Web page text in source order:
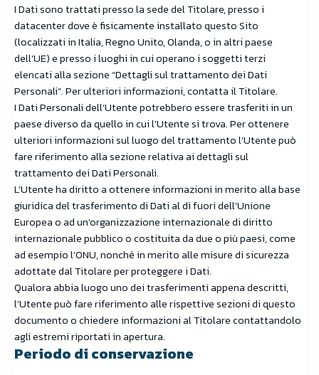
I Dati sono trattati presso la sede del Titolare, presso i
datacenter dove è fisicamente installato questo Sito
(localizzati in Italia, Regno Unito, Olanda, o in altri paese
dell’UE) e presso i luoghi in cui operano i soggetti terzi
elencati alla sezione “Dettagli sul trattamento dei Dati
Personali”. Per ulteriori informazioni, contatta il Titolare.
I Dati Personali dell’Utente potrebbero essere trasferiti in un
paese diverso da quello in cui l’Utente si trova. Per ottenere
ulteriori informazioni sul luogo del trattamento l’Utente può
fare riferimento alla sezione relativa ai dettagli sul
trattamento dei Dati Personali.
L’Utente ha diritto a ottenere informazioni in merito alla base
giuridica del trasferimento di Dati al di fuori dell’Unione
Europea o ad un’organizzazione internazionale di diritto
internazionale pubblico o costituita da due o più paesi, come
ad esempio l’ONU, nonché in merito alle misure di sicurezza
adottate dal Titolare per proteggere i Dati.
Qualora abbia luogo uno dei trasferimenti appena descritti,
l’Utente può fare riferimento alle rispettive sezioni di questo
documento o chiedere informazioni al Titolare contattandolo
agli estremi riportati in apertura.
Periodo di conservazione